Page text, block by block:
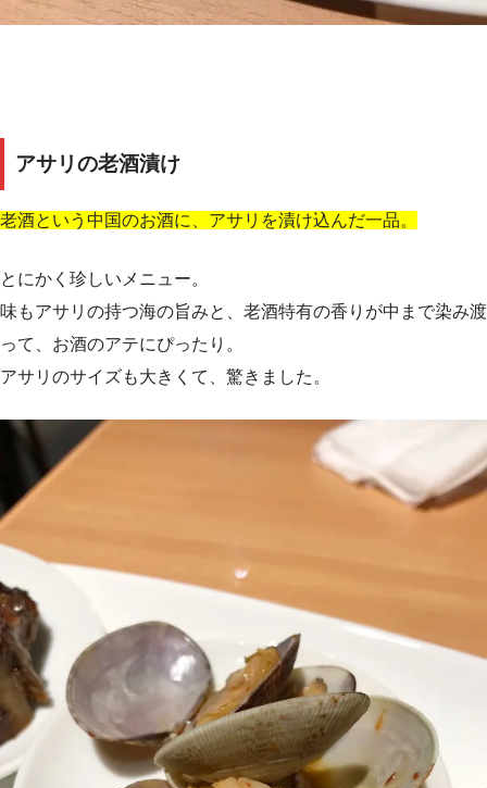
アサリの老酒漬け
老酒という中国のお酒に、アサリを漬け込んだ一品。
とにかく珍しいメニュー。
味もアサリの持つ海の旨みと、老酒特有の香りが中まで染み渡
って、お酒のアテにぴったり。
アサリのサイズも大きくて、驚きました。